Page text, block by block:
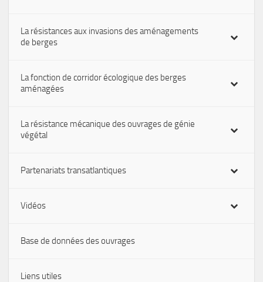
La résistances aux invasions des aménagements
de berges
La fonction de corridor écologique des berges
aménagées
La résistance mécanique des ouvrages de génie
végétal
Partenariats transatlantiques
Vidéos
Base de données des ouvrages
Liens utiles